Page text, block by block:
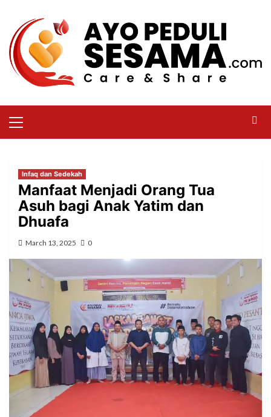
Infaq dan Sedekah
Manfaat Menjadi Orang Tua
Asuh bagi Anak Yatim dan
Dhuafa
March 13, 2025 0